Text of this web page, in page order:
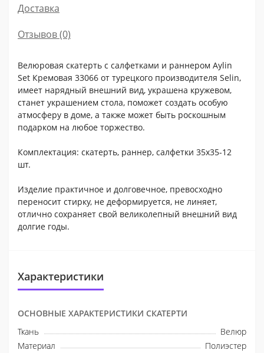
Доставка
Отзывов (0)
Велюровая скатерть с салфетками и раннером Aylin
Set Кремовая 33066 от турецкого производителя Selin,
имеет нарядный внешний вид, украшена кружевом,
станет украшением стола, поможет создать особую
атмосферу в доме, а также может быть роскошным
подарком на любое торжество.
Комплектация: скатерть, раннер, салфетки 35x35-12
шт.
Изделие практичное и долговечное, превосходно
переносит стирку, не деформируется, не линяет,
отлично сохраняет свой великолепный внешний вид
долгие годы.
Характеристики
ОСНОВНЫЕ ХАРАКТЕРИСТИКИ СКАТЕРТИ
Ткань
Велюр
Материал
Полиэстер